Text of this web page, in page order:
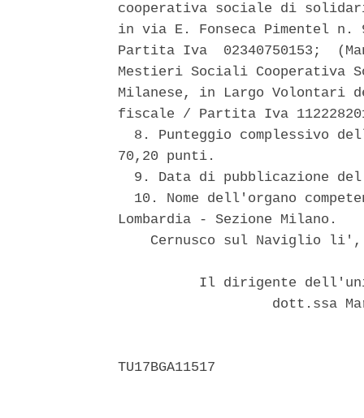
cooperativa sociale di
in via E. Fonseca Pimentel
Partita Iva  02340750153;
Mestieri Sociali Cooperativa
Milanese, in Largo Volontari
fiscale / Partita Iva
8. Punteggio complessivo
70,20 punti.
9. Data di pubblicazione
10. Nome dell'organo
Lombardia - Sezione Milano.
Cernusco sul Naviglio
Il dirigente
dott.ssa